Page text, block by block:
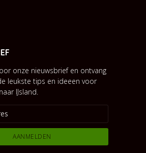
onze nieuwsbrief en ontvang
leukste tips en ideeen voor
IJsland.